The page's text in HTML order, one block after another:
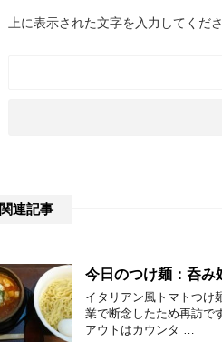
上に表示された文字を入力してくださ
関連記事
今日のつけ麺：呑み
イタリアン風トマトつけ
業で断念したため再訪で
アウトはカウンタ …